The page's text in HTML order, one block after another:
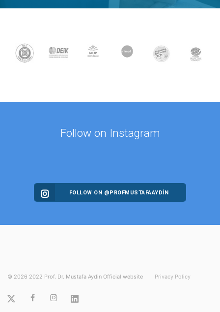
Follow on Instagram
FOLLOW ON @PROFMUSTAFAAYDIN
© 2026 2022 Prof. Dr. Mustafa Aydin Official website Privacy Policy